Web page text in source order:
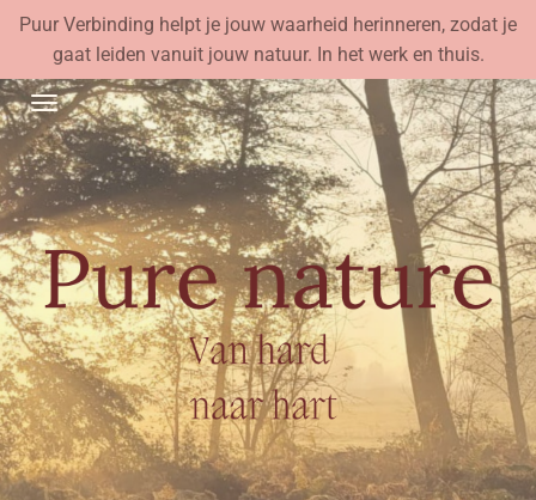
Ga
direct
naar
de
hoofdinhoud
Puur Verbinding helpt je jouw waarheid herinneren, zodat je
gaat leiden vanuit jouw natuur. In het werk en thuis.